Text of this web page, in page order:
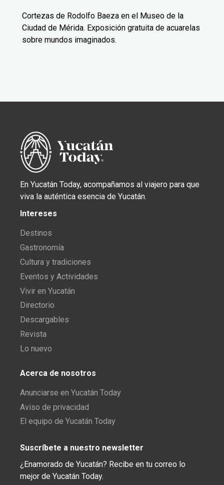
Cortezas de Rodolfo Baeza en el Museo de la
Ciudad de Mérida. Exposición gratuita de acuarelas
sobre mundos imaginados.
En Yucatán Today, acompañamos al viajero para que
viva la auténtica esencia de Yucatán.
Intereses
Destinos
Gastronomía
Cultura y tradiciones
Eventos y Actividades
Vivir en Yucatán
Directorio
Descargables
Revista
Lo nuevo
Acerca de nosotros
Anunciarse en Yucatán Today
Aviso de privacidad
El equipo de Yucatán Today
Suscríbete a nuestro newsletter
¿Enamorado de Yucatán? Recibe en tu correo lo
mejor de Yucatán Today.